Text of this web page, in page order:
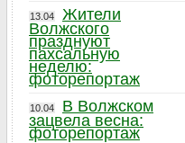
13.04
Жители
Волжского
празднуют
пахсальную
неделю:
фоторепортаж
10.04
В Волжском
зацвела весна:
фоторепортаж